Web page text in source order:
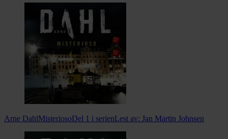
Arne DahlMisteriosoDel 1 i serienLest av: Jan Martin Johnsen